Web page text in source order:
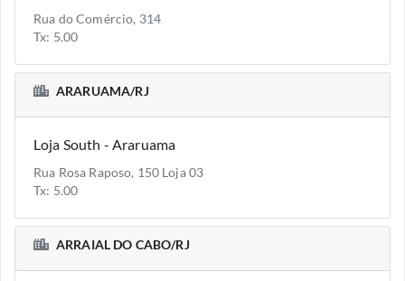
Rua do Comércio, 314
Tx: 5.00
ARARUAMA/RJ
Loja South - Araruama
Rua Rosa Raposo, 150 Loja 03
Tx: 5.00
ARRAIAL DO CABO/RJ